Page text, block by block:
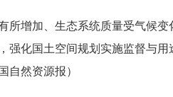
所增加、生态系统质量受气候
化国土空间规划实施监督与
自然资源报）